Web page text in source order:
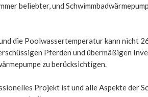
beliebter, und
die Poolwassertemperatur kann nicht
Pferden und übermäßigen
zu berücksichtigen.
Projekt ist und alle Aspekte der